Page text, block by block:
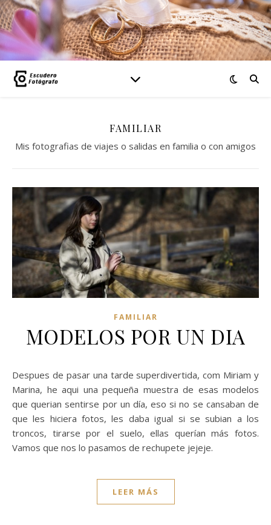
FAMILIAR
Mis fotografias de viajes o salidas en familia o con amigos
FAMILIAR
MODELOS POR UN DIA
Despues de pasar una tarde superdivertida, com Miriam y
Marina, he aqui una pequeña muestra de esas modelos
que querian sentirse por un día, eso si no se cansaban de
que les hiciera fotos, les daba igual si se subian a los
troncos, tirarse por el suelo, ellas querían más fotos.
Vamos que nos lo pasamos de rechupete jejeje.
LEER MÁS